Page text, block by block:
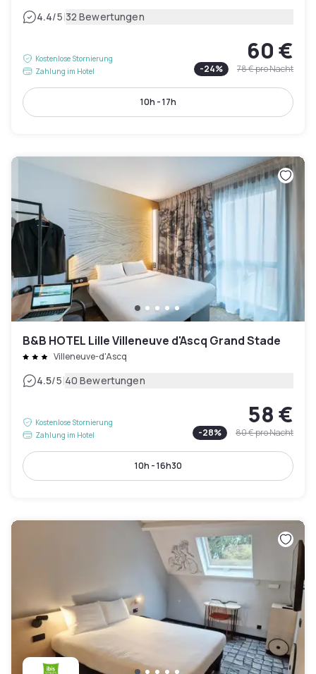
4.4/5|32 Bewertungen
Kostenlose Stornierung
Zahlung im Hotel
60 €
-24% 78 €pro Nacht
10h - 17h
B&B HOTEL Lille Villeneuve d'Ascq Grand Stade
Villeneuve-d'Ascq
4.5/5|40 Bewertungen
Kostenlose Stornierung
Zahlung im Hotel
58 €
-28% 80 €pro Nacht
10h - 16h30